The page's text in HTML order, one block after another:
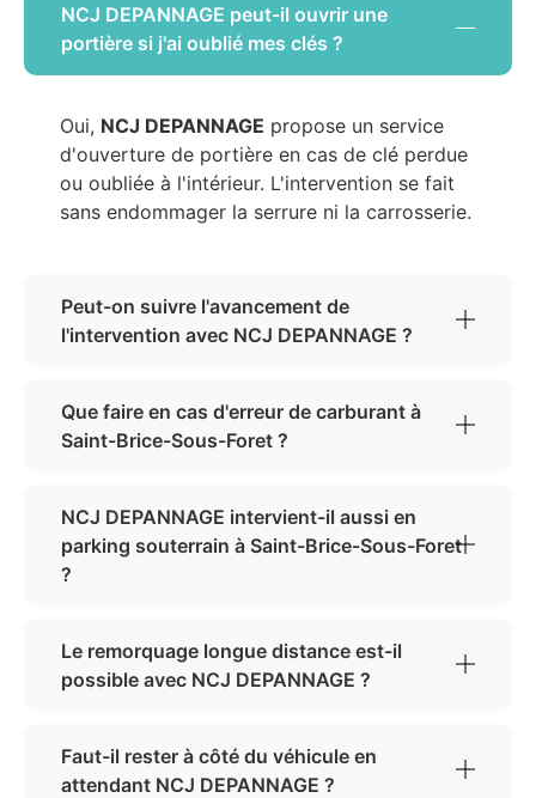
NCJ DEPANNAGE peut-il ouvrir une
portière si j'ai oublié mes clés ?
Oui, NCJ DEPANNAGE propose un service
d'ouverture de portière en cas de clé perdue
ou oubliée à l'intérieur. L'intervention se fait
sans endommager la serrure ni la carrosserie.
Peut-on suivre l'avancement de
l'intervention avec NCJ DEPANNAGE ?
Que faire en cas d'erreur de carburant à
Saint-Brice-Sous-Foret ?
NCJ DEPANNAGE intervient-il aussi en
parking souterrain à Saint-Brice-Sous-Foret
?
Le remorquage longue distance est-il
possible avec NCJ DEPANNAGE ?
Faut-il rester à côté du véhicule en
attendant NCJ DEPANNAGE ?